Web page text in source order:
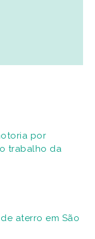
por
trabalho da
aterro em São